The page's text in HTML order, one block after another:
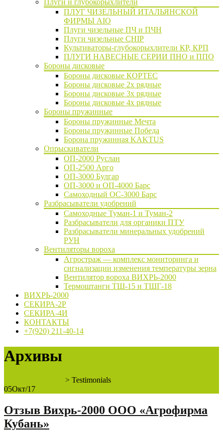
Плуги и глубокорыхлители
ПЛУГ ЧИЗЕЛЬНЫЙ ИТАЛЬЯНСКОЙ
ФИРМЫ AIO
Плуги чизельные ПЧ и ПЧН
Плуги чизельные CHIP
Культиваторы-глубокорыхлители КР, КРП
ПЛУГИ НАВЕСНЫЕ СЕРИИ ПНО и ППО
Бороны дисковые
Бороны дисковые КОРТЕС
Бороны дисковые 2х рядные
Бороны дисковые 3х рядные
Бороны дисковые 4х рядные
Бороны пружинные
Бороны пружинные Мечта
Бороны пружинные Победа
Борона пружинная KAKTUS
Опрыскиватели
ОП-2000 Руслан
ОП-2500 Арго
ОП-3000 Булгар
ОП-3000 и ОП-4000 Барс
Самоходный ОС-3000 Барс
Разбрасыватели удобрений
Самоходные Туман-1 и Туман-2
Разбрасыватели для органики ПТУ
Разбрасыватели минеральных удобрений
РУН
Вентиляторы вороха
Агростраж — комплекс мониторинга и
сигнализации изменения температуры зерна
Вентилятор вороха ВИХРЬ-2000
Термоштанги ТШ-15 и ТШГ-18
ВИХРЬ-2000
СЕКИРА-2Р
СЕКИРА-4И
КОНТАКТЫ
+7(920) 211-40-14
Архивы
> Testimonials
05Окт/17
Отзыв Вихрь-2000 ООО «Агрофирма
Кубань»